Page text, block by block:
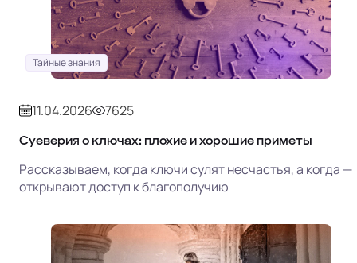
Тайные знания
11.04.2026 7625
Суеверия о ключах: плохие и хорошие приметы
Рассказываем, когда ключи сулят несчастья, а когда —
открывают доступ к благополучию